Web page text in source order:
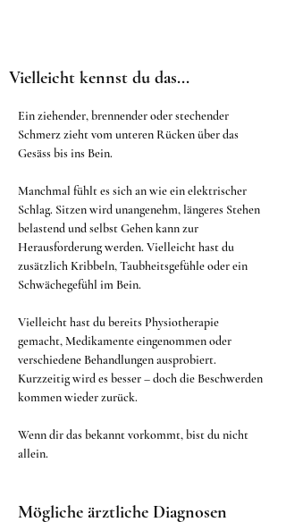
Vielleicht kennst du das...
Ein ziehender, brennender oder stechender
Schmerz zieht vom unteren Rücken über das
Gesäss bis ins Bein.
Manchmal fühlt es sich an wie ein elektrischer
Schlag. Sitzen wird unangenehm, längeres Stehen
belastend und selbst Gehen kann zur
Herausforderung werden. Vielleicht hast du
zusätzlich Kribbeln, Taubheitsgefühle oder ein
Schwächegefühl im Bein.
Vielleicht hast du bereits Physiotherapie
gemacht, Medikamente eingenommen oder
verschiedene Behandlungen ausprobiert.
Kurzzeitig wird es besser – doch die Beschwerden
kommen wieder zurück.
Wenn dir das bekannt vorkommt, bist du nicht
allein.
Mögliche ärztliche Diagnosen